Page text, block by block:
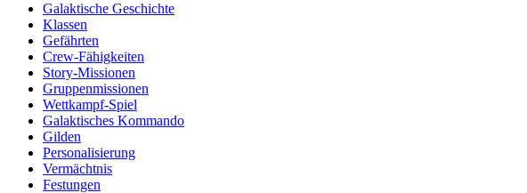
Galaktische Geschichte
Klassen
Gefährten
Crew-Fähigkeiten
Story-Missionen
Gruppenmissionen
Wettkampf-Spiel
Galaktisches Kommando
Gilden
Personalisierung
Vermächtnis
Festungen